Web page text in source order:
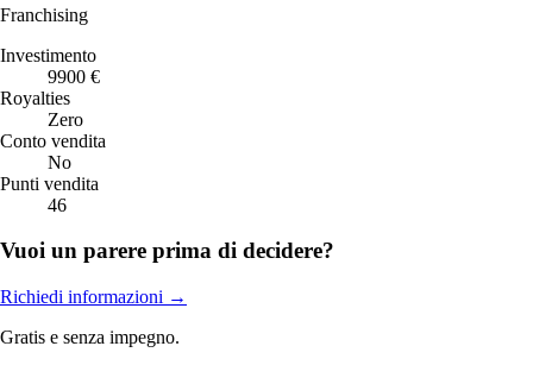
Franchising
Investimento
9900 €
Royalties
Zero
Conto vendita
No
Punti vendita
46
Vuoi un parere prima di decidere?
Richiedi informazioni →
Gratis e senza impegno.